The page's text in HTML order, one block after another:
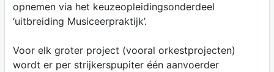
opnemen via het keuzeopleidingsonderdeel
‘uitbreiding Musiceerpraktijk’.
Voor elk groter project (vooral orkestprojecten)
wordt er per strijkerspupiter één aanvoerder